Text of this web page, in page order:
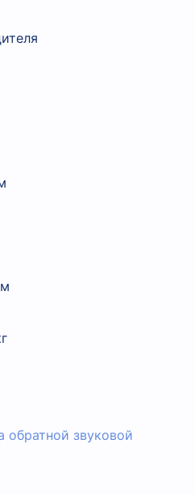
обратной звуковой